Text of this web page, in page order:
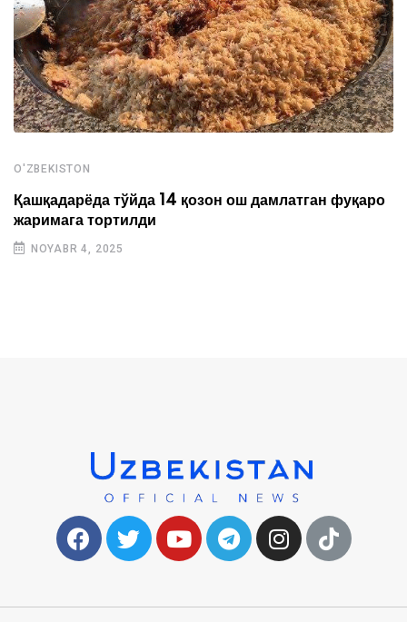
O'ZBEKISTON
Қашқадарёда тўйда 14 қозон ош дамлатган фуқаро
жаримага тортилди
NOYABR 4, 2025